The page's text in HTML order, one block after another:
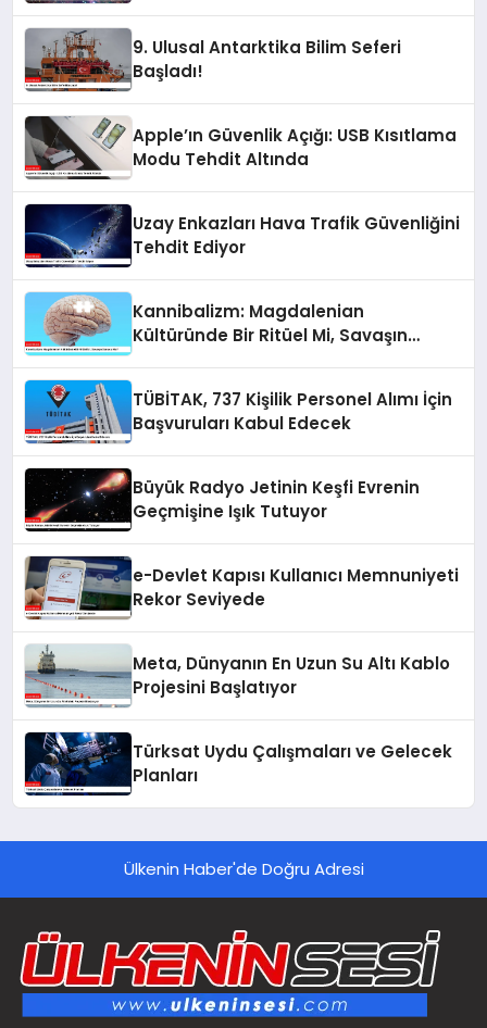
9. Ulusal Antarktika Bilim Seferi
Başladı!
Apple’ın Güvenlik Açığı: USB Kısıtlama
Modu Tehdit Altında
Uzay Enkazları Hava Trafik Güvenliğini
Tehdit Ediyor
Kannibalizm: Magdalenian
Kültüründe Bir Ritüel Mi, Savaşın
TÜBİTAK, 737 Kişilik Personel Alımı İçin
Başvuruları Kabul Edecek
Büyük Radyo Jetinin Keşfi Evrenin
Geçmişine Işık Tutuyor
e-Devlet Kapısı Kullanıcı Memnuniyeti
Rekor Seviyede
Meta, Dünyanın En Uzun Su Altı Kablo
Projesini Başlatıyor
Türksat Uydu Çalışmaları ve Gelecek
Planları
Ülkenin Haber'de Doğru Adresi